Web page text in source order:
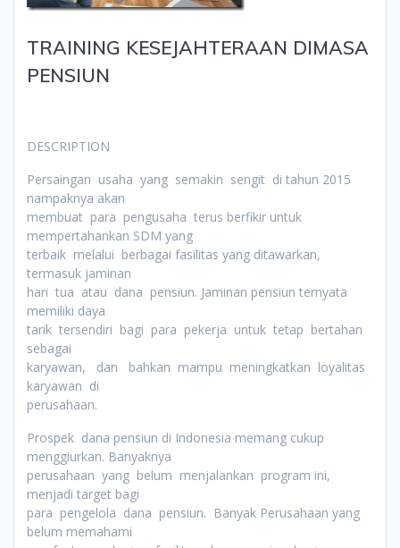
TRAINING KESEJAHTERAAN DIMASA
PENSIUN
DESCRIPTION
Persaingan usaha yang semakin sengit di tahun 2015
nampaknya akan
membuat para pengusaha terus berfikir untuk
mempertahankan SDM yang
terbaik melalui berbagai fasilitas yang ditawarkan,
termasuk jaminan
hari tua atau dana pensiun. Jaminan pensiun ternyata
memiliki daya
tarik tersendiri bagi para pekerja untuk tetap bertahan
sebagai
karyawan, dan bahkan mampu meningkatkan loyalitas
karyawan di
perusahaan.
Prospek dana pensiun di Indonesia memang cukup
menggiurkan. Banyaknya
perusahaan yang belum menjalankan program ini,
menjadi target bagi
para pengelola dana pensiun. Banyak Perusahaan yang
belum memahami